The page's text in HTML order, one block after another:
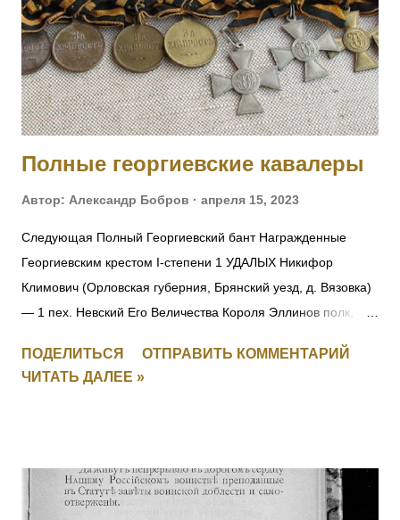
Полные георгиевские кавалеры
Автор: Александр Бобров апреля 15, 2023
Следующая Полный Георгиевский бант Награжденные
Георгиевским крестом I-степени 1 УДАЛЫХ Никифор
Климович (Орловская губерния, Брянский уезд, д. Вязовка)
— 1 пех. Невский Его Величества Короля Эллинов полк,
полка в Восточной Пруссии в середине августа 1914 г.
зарыл полковое знамя, дабы оно не досталось врагу.
Императором в Царском Селе (в Александровском дворце)
12 ноября 1914 г. Получил также золотые часы с
ПОДЕЛИТЬСЯ
ОТПРАВИТЬ КОММЕНТАРИЙ
ЧИТАТЬ ДАЛЕЕ »